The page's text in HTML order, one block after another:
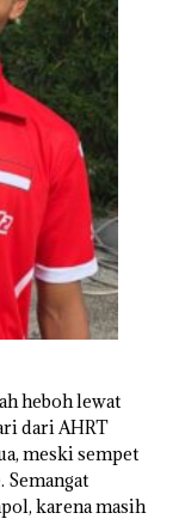
heboh lewat
dari AHRT
meski sempet
Semangat
karena masih